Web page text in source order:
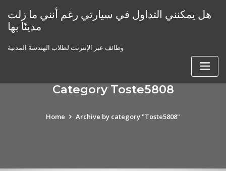
content
هل يمكنني التداول في سيارتي رغم أنني ما زلت
مدينًا بها
وظائف عبر الإنترنت لطلاب الهندسة المدنية
Category Toste5808
Home Archive by category "Toste5808"